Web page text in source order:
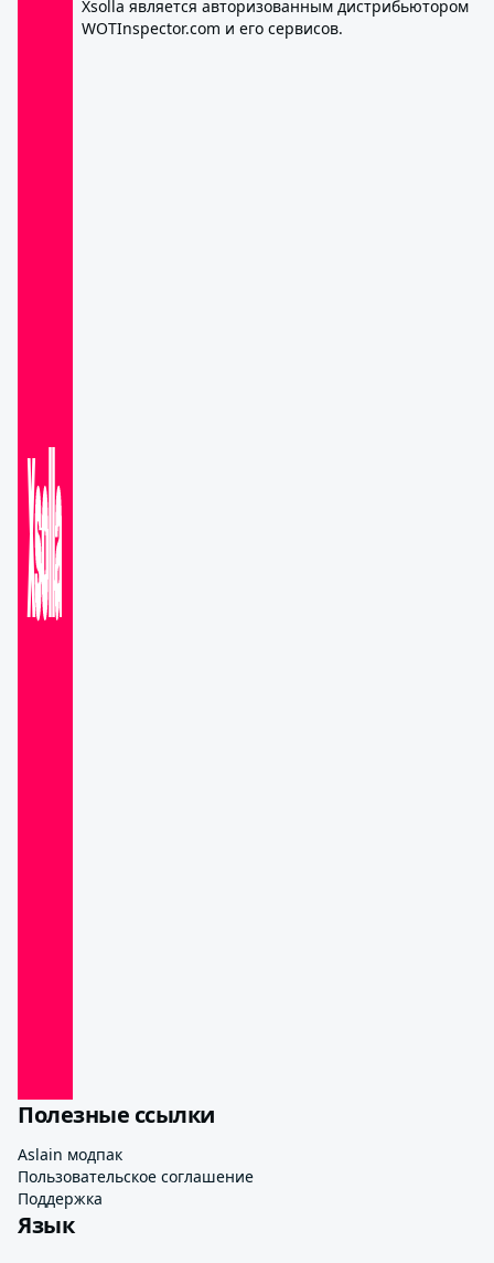
Xsolla является авторизованным дистрибьютором
WOTInspector.com и его сервисов.
Полезные ссылки
Aslain модпак
Пользовательское соглашение
Поддержка
Язык